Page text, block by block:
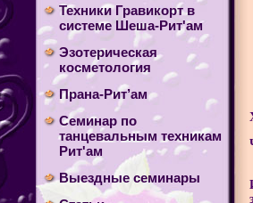
Техники Гравикорт в
системе Шеша-Рит'ам
Эзотерическая
косметология
Прана-Рит’ам
Cеминар по
танцевальным техникам
Рит'ам
Выездные семинары